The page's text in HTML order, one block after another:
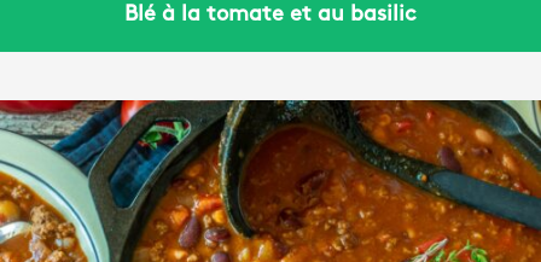
Blé à la tomate et au basilic